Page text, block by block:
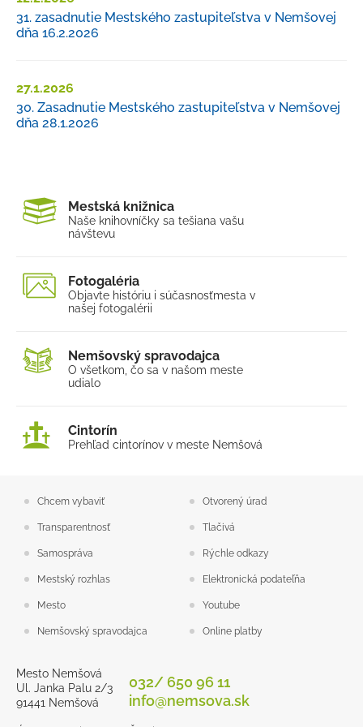
31. zasadnutie Mestského zastupiteľstva v Nemšovej
dňa 16.2.2026
27.1.2026
30. Zasadnutie Mestského zastupiteľstva v Nemšovej
dňa 28.1.2026
Mestská knižnica
Naše knihovníčky sa tešiana vašu
návštevu
Fotogaléria
Objavte históriu i súčasnosťmesta v
našej fotogalérii
Nemšovský spravodajca
O všetkom, čo sa v našom meste
udialo
Cintorín
Prehľad cintorínov v meste Nemšová
Chcem vybaviť Otvorený úrad
Transparentnosť Tlačivá
Samospráva Rýchle odkazy
Mestský rozhlas Elektronická podateľňa
Mesto Youtube
Nemšovský spravodajca Online platby
Mesto Nemšová
Ul. Janka Palu 2/3
91441 Nemšová
032/ 650 96 11
info@nemsova.sk